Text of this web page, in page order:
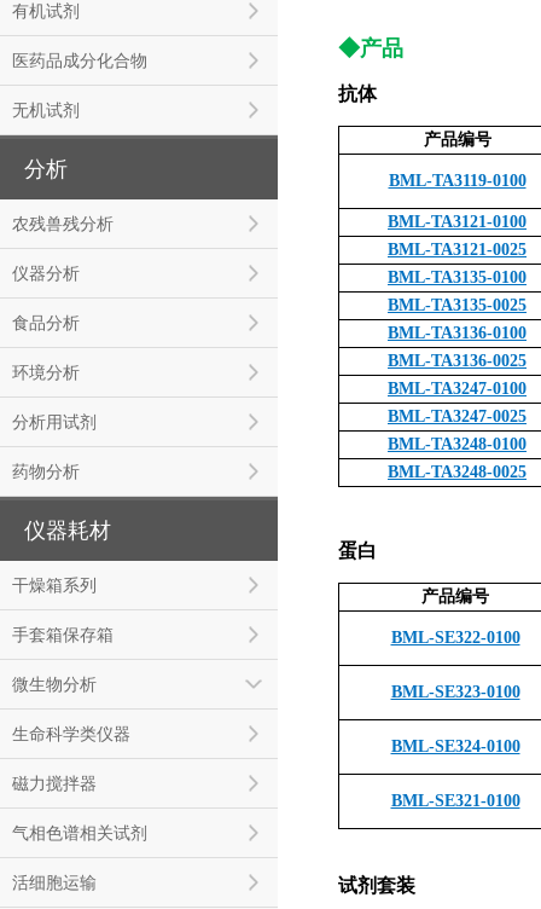
有机试剂
医药品成分化合物
无机试剂
分析
农残兽残分析
仪器分析
食品分析
环境分析
分析用试剂
药物分析
仪器耗材
干燥箱系列
手套箱保存箱
微生物分析
生命科学类仪器
磁力搅拌器
气相色谱相关试剂
活细胞运输
◆产品
抗体
产品编号
BML-TA3119-0100
BML-TA3121-0100
BML-TA3121-0025
BML-TA3135-0100
BML-TA3135-0025
BML-TA3136-0100
BML-TA3136-0025
BML-TA3247-0100
BML-TA3247-0025
BML-TA3248-0100
BML-TA3248-0025
蛋白
产品编号
BML-SE322-0100
BML-SE323-0100
BML-SE324-0100
BML-SE321-0100
试剂套装